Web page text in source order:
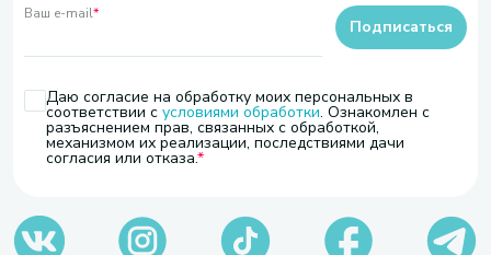
Ваш e-mail*
Даю согласие на обработку моих персональных в
соответствии с условиями обработки. Ознакомлен с
разъяснением прав, связанных с обработкой,
механизмом их реализации, последствиями дачи
согласия или отказа.
Подписаться